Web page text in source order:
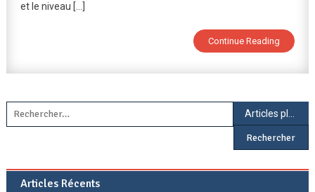
et le niveau […]
Continue Reading
Navigation
articles
Rechercher :
Articles Récents